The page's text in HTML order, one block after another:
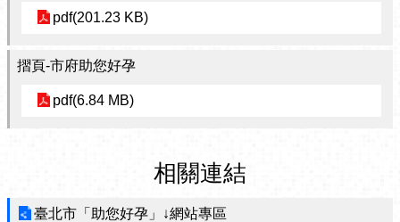
pdf(201.23 KB)
摺頁-市府助您好孕
pdf(6.84 MB)
相關連結
臺北市「助您好孕」↓網站專區